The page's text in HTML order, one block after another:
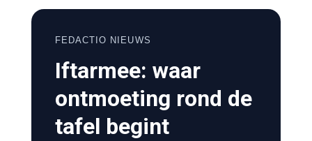
FEDACTIO NIEUWS
Iftarmee: waar
ontmoeting rond de
tafel begint